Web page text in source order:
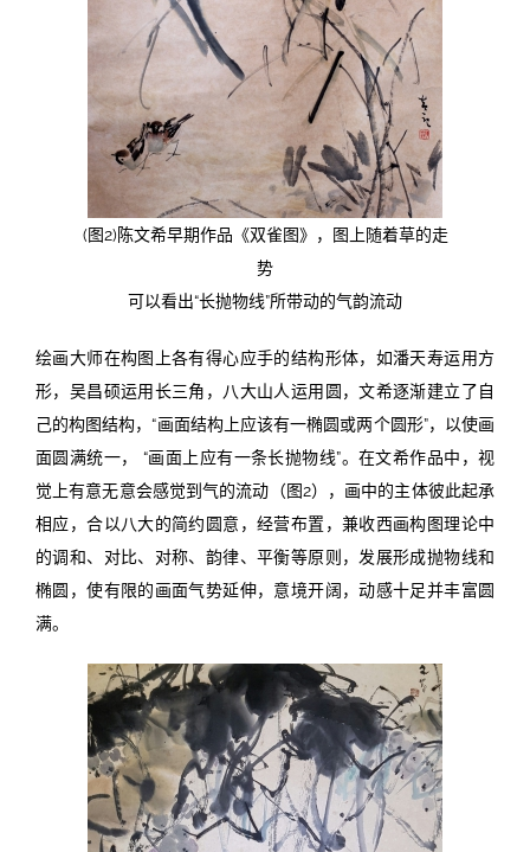
(图2)陈文希早期作品《双雀图》，图上随着草的走
势
可以看出“长抛物线”所带动的气韵流动
绘画大师在构图上各有得心应手的结构形体，如潘天寿运用方
形，吴昌硕运用长三角，八大山人运用圆，文希逐渐建立了自
己的构图结构，“画面结构上应该有一椭圆或两个圆形”，以使画
面圆满统一， “画面上应有一条长抛物线”。在文希作品中，视
觉上有意无意会感觉到气的流动（图2），画中的主体彼此起承
相应，合以八大的简约圆意，经营布置，兼收西画构图理论中
的调和、对比、对称、韵律、平衡等原则，发展形成抛物线和
椭圆，使有限的画面气势延伸，意境开阔，动感十足并丰富圆
满。